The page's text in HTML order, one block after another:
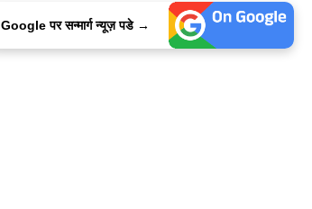
Google पर सन्मार्ग न्यूज़ पडे →